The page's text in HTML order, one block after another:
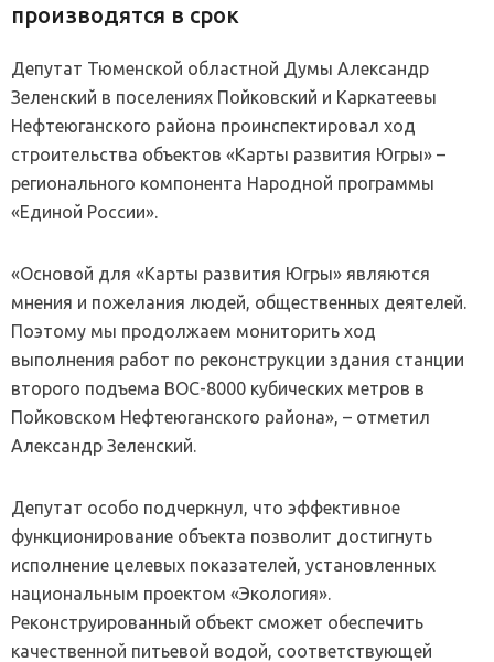
производятся в срок
Депутат Тюменской областной Думы Александр
Зеленский в поселениях Пойковский и Каркатеевы
Нефтеюганского района проинспектировал ход
строительства объектов «Карты развития Югры» –
регионального компонента Народной программы
«Единой России».
«Основой для «Карты развития Югры» являются
мнения и пожелания людей, общественных деятелей.
Поэтому мы продолжаем мониторить ход
выполнения работ по реконструкции здания станции
второго подъема ВОС-8000 кубических метров в
Пойковском Нефтеюганского района», – отметил
Александр Зеленский.
Депутат особо подчеркнул, что эффективное
функционирование объекта позволит достигнуть
исполнение целевых показателей, установленных
национальным проектом «Экология».
Реконструированный объект сможет обеспечить
качественной питьевой водой, соответствующей